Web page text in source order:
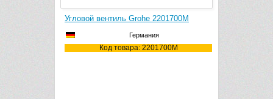
Угловой вентиль Grohe 22018000
Германия
Код товара: 22018000